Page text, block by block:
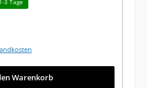
3 Tage
Warenkorb